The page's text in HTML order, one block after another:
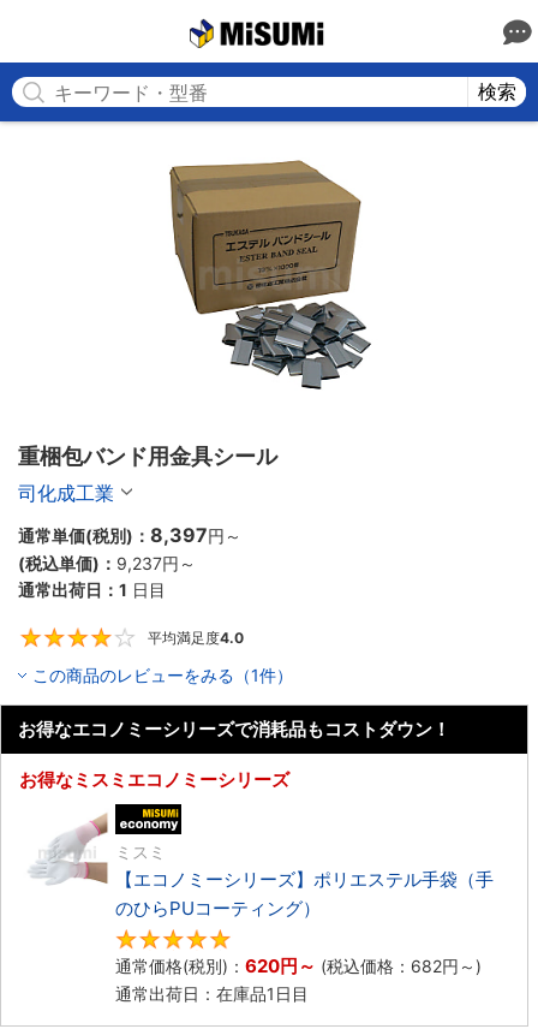
検索
重梱包バンド用金具シール
司化成工業
通常単価(税別)： 8,397円 ～
(税込単価)： 9,237円 ～
通常出荷日： 1 日目
平均満足度4.0
この商品のレビューをみる（1件）
お得なエコノミーシリーズで消耗品もコストダウン！
お得なミスミエコノミーシリーズ
ミスミ
【エコノミーシリーズ】ポリエステル手袋（手
のひらPUコーティング）
通常価格(税別)： 620円 ～ (税込価格： 682円 ～)
通常出荷日：在庫品1日目